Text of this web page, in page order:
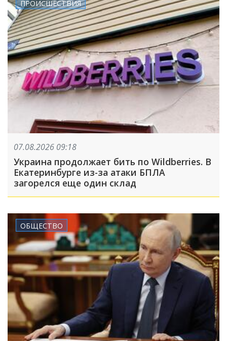
ПРОИСШЕСТВИЯ
07.08.2026 09:18
Украина продолжает бить по Wildberries. В
Екатеринбурге из-за атаки БПЛА
загорелся еще один склад
ОБЩЕСТВО